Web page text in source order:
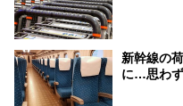
新幹線の
に…思わ